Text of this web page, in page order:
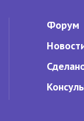
Форум